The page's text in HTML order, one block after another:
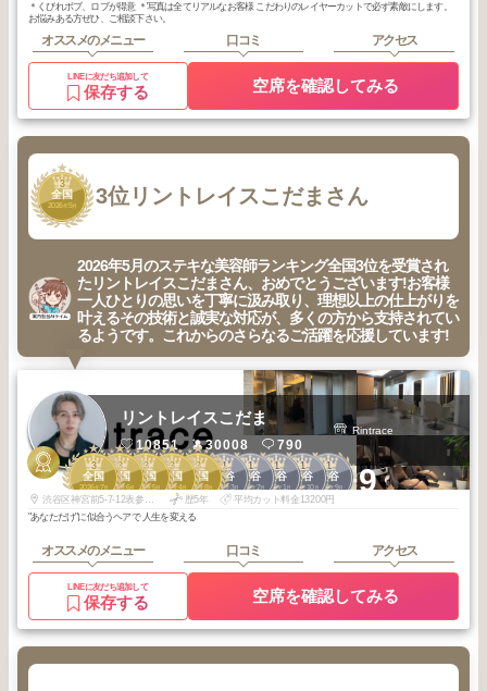
＊くびれボブ、ロブが得意 ＊写真は全てリアルなお客様 こだわりのレイヤーカットで必ず素敵にします。
お悩みある方ぜひ、ご相談下さい。
オススメのメニュー 口コミ アクセス
LINEに友だち追加して
保存する 空席を確認してみる
3
全国
2026年 5月 3位 リントレイスこだまさん
2026年5月のステキな美容師ランキング全国3位を受賞され
たリントレイスこだまさん、おめでとうございます!お客様
一人ひとりの思いを丁寧に汲み取り、理想以上の仕上がりを
叶えるその技術と誠実な対応が、多くの方から支持されてい
るようです。これからのさらなるご活躍を応援しています!
3
全国
2026年 7月
3
全国
2026年 6月
3
全国
2026年 5月
3
全国
2026年 4月
3
全国
2025年 8月
1
渋谷
2026年 3月
1
渋谷
2026年2月
1
渋谷
2026年 1 月
1
渋谷
2025年 10月
1
渋谷
2025年9月+9
リントレイスこだま
10851 30008 790
Rintrace
渋谷区神宮前5-7-12表参道荒川ビル 1F 歴5年
平均カット料金13200円
"あなただけ"に似合うヘアで 人生を変える
オススメのメニュー 口コミ アクセス
LINEに友だち追加して
保存する 空席を確認してみる